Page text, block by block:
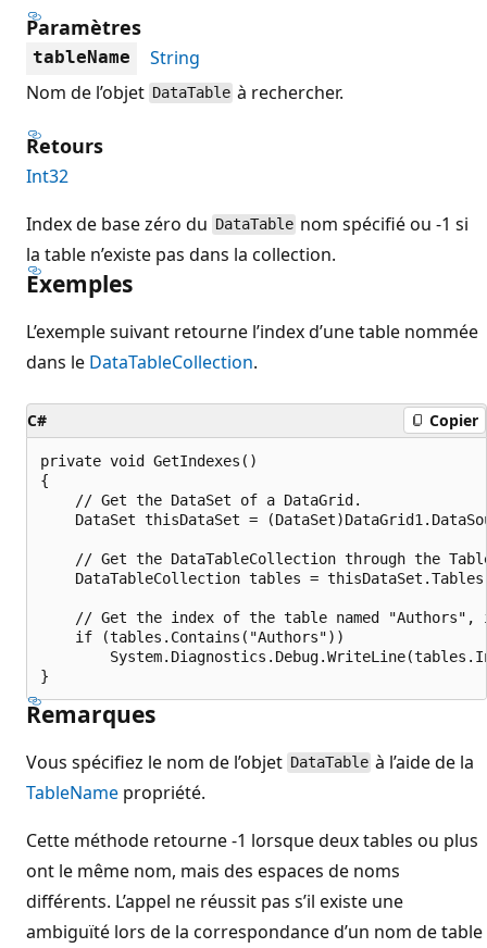
Paramètres
tableName
String
Nom de l’objet DataTable à rechercher.
Retours
Int32
Index de base zéro du DataTable nom spécifié ou -1 si
la table n’existe pas dans la collection.
Exemples
L’exemple suivant retourne l’index d’une table nommée
dans le DataTableCollection.
C# Copier
private void GetIndexes()
{
    // Get the DataSet of a DataGrid.
DataSet thisDataSet =
// Get the DataTableCollection through the
DataTableCollection tables =
// Get the index of the table named "Authors",
    if (tables.Contains("Authors"))
Remarques
Vous spécifiez le nom de l’objet DataTable à l’aide de la
TableName propriété.
Cette méthode retourne -1 lorsque deux tables ou plus
ont le même nom, mais des espaces de noms
différents. L’appel ne réussit pas s’il existe une
ambiguïté lors de la correspondance d’un nom de table